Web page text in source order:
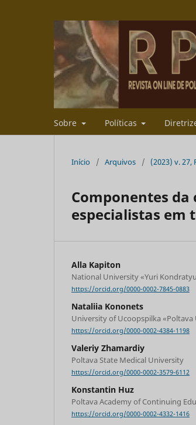
Sobre Políticas
Início / Arquivos / (2023) v.
Componentes
especialistas em
Alla Kapiton
National University «Yuri
https://orcid.org/0000-0002-7845-0883
Nataliia Kononets
University of Ucoopspilka
https://orcid.org/0000-0002-4384-1198
Valeriy Zhamardiy
Poltava State Medical University
https://orcid.org/0000-0002-3579-6112
Konstantin Huz
Poltava Academy of Continuing
https://orcid.org/0000-0002-4332-1416